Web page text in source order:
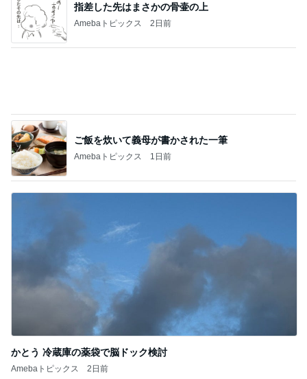
ご飯を炊いて義母が書かされた一筆
Amebaトピックス 1日前
2日前
記事を読む
ガパオ丼と単品のカレーピラフ
Amebaトピックス 1日前